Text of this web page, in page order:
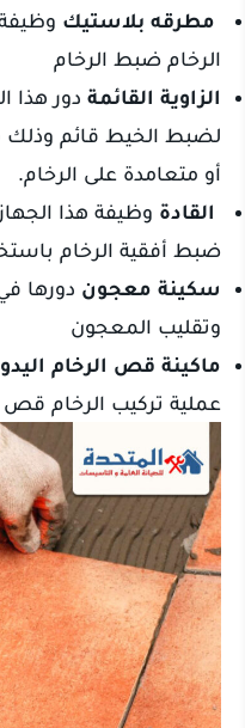
مطرقه بلاستيك
الرخام ضبط الرخام
الزاوية القائمة دور هذا
لضبط الخيط قائم
أو متعامدة على الرخام.
القادة وظيفة هذا
ضبط أفقية الرخام
سكينة معجون دورها
وتقليب المعجون
ماكينة قص الرخام
عملية تركيب الرخام